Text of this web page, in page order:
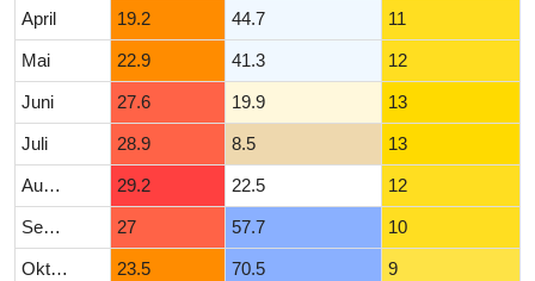
April 19.2 44.7 11
Mai 22.9 41.3 12
Juni 27.6 19.9 13
Juli 28.9 8.5 13
August 29.2 22.5 12
September 27 57.7 10
Oktober 23.5 70.5 9